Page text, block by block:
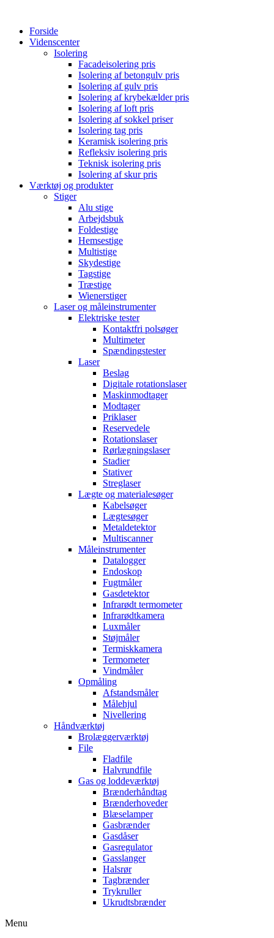
Forside
Videnscenter
Isolering
Facadeisolering pris
Isolering af betongulv pris
Isolering af gulv pris
Isolering af krybekælder pris
Isolering af loft pris
Isolering af sokkel priser
Isolering tag pris
Keramisk isolering pris
Refleksiv isolering pris
Teknisk isolering pris
Isolering af skur pris
Værktøj og produkter
Stiger
Alu stige
Arbejdsbuk
Foldestige
Hemsestige
Multistige
Skydestige
Tagstige
Træstige
Wienerstiger
Laser og måleinstrumenter
Elektriske tester
Kontaktfri polsøger
Multimeter
Spændingstester
Laser
Beslag
Digitale rotationslaser
Maskinmodtager
Modtager
Priklaser
Reservedele
Rotationslaser
Rørlægningslaser
Stadier
Stativer
Streglaser
Lægte og materialesøger
Kabelsøger
Lægtesøger
Metaldetektor
Multiscanner
Måleinstrumenter
Datalogger
Endoskop
Fugtmåler
Gasdetektor
Infrarødt termometer
Infrarødtkamera
Luxmåler
Støjmåler
Termiskkamera
Termometer
Vindmåler
Opmåling
Afstandsmåler
Målehjul
Nivellering
Håndværktøj
Brolæggerværktøj
File
Fladfile
Halvrundfile
Gas og loddeværktøj
Brænderhåndtag
Brænderhoveder
Blæselamper
Gasbrænder
Gasdåser
Gasregulator
Gasslanger
Halsrør
Tagbrænder
Trykruller
Ukrudtsbrænder
Menu